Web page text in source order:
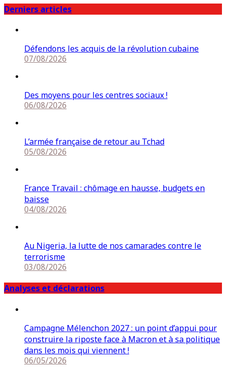
Derniers articles
Défendons les acquis de la révolution cubaine
07/08/2026
Des moyens pour les centres sociaux !
06/08/2026
L’armée française de retour au Tchad
05/08/2026
France Travail : chômage en hausse, budgets en
baisse
04/08/2026
Au Nigeria, la lutte de nos camarades contre le
terrorisme
03/08/2026
Analyses et déclarations
Campagne Mélenchon 2027 : un point d’appui pour
construire la riposte face à Macron et à sa politique
dans les mois qui viennent !
06/05/2026